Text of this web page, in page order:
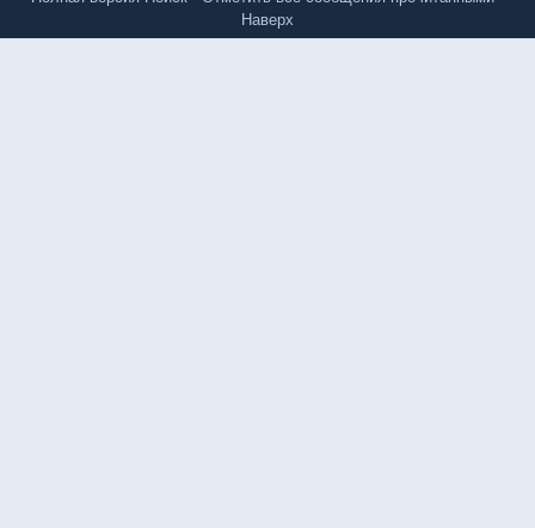
Наверх